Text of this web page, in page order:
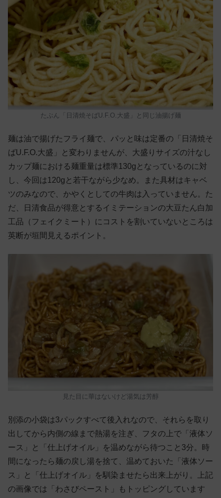
たぶん「日清焼そばU.F.O.大盛」と同じ油揚げ麺
麺は油で揚げたフライ麺で、パッと味は定番の「日清焼そ
ばU.F.O.大盛」と変わりませんが、大盛りサイズの汁なし
カップ麺における麺重量は標準130gとなっているのに対
し、今回は120gと若干ながら少なめ。また具材はキャベ
ツのみなので、かやくとしての牛肉は入っていません。た
だ、日清食品が得意とするイミテーションの大豆たん白加
工品（フェイクミート）にコストを割いていないところは
英断が垣間見えるポイント。
見た目に華はないけど湯気は芳醇
別添の小袋は3パックすべて後入れなので、それらを取り
出してから内側の線まで熱湯を注ぎ、フタの上で「液体ソ
ース」と「仕上げオイル」を温めながら待つこと3分。時
間になったら麺の戻し湯を捨て、温めておいた「液体ソー
ス」と「仕上げオイル」を馴染ませたら出来上がり。上記
の画像では「わさびペースト」もトッピングしています